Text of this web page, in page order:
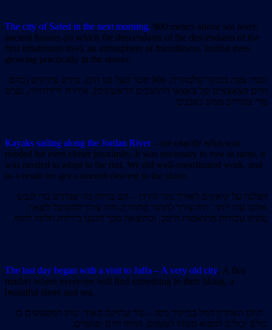
The city of Safed in the next morning. 900 meters above sea level,
ancient houses (in which the descendants of the descendants of the
first inhabitants live), an atmosphere of friendliness, fruitful trees
growing practically in the stones.
העיר צפת בבוקר שלמחרת. 900 מטר מעל פני הים, בתים עתיקים (בהם
חיים הצאצאים של צאצאי התושבים הראשונים), אווירה ידידותיות, עצים
פרי צומחים ממש באבנים.
Kayaks sailing along the Jordan River – are exactly what was
needed for even closer proximity. It was necessary to row in turns, it
was needed to adapt to the rest. We did well-coordinated work, and
as a result we got a smooth descent to the shore.
הפלגה על קיאקים לאורך נהר הירדן – הם בדיוק מה שנדרש כדי לגבש
אותנו עוד יותר. היה צורך לחתור בתורות, היה צורך להסתגל לשאר.
עשינו עבודות מתואמות היטב, וכתוצאה מכך הגענו בירידה חלקה לחוף.
The last day began with a visit to Jaffa – A very old city. A flea
market where everyone will find something to their liking, a
beautiful shore and sea.
היום האחרון החל בביקור ביפו – עיר עתיקה מאוד. שוק הפשפשים בו
כולם יכולים למצוא משהו לטעמם, החוף והים יפהפיים.